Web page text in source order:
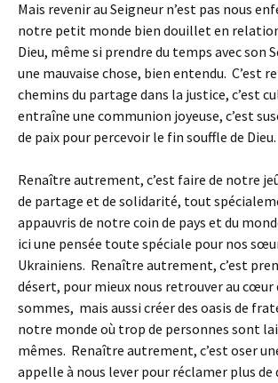
Mais revenir au Seigneur n’est pas nous
notre petit monde bien douillet en
Dieu, même si prendre du temps avec son
une mauvaise chose, bien entendu. C’est
chemins du partage dans la justice, c’est
entraîne une communion joyeuse, c’est
de paix pour percevoir le fin souffle de Dieu.
Renaître autrement, c’est faire de notre
de partage et de solidarité, tout
appauvris de notre coin de pays et du
ici une pensée toute spéciale pour nos
Ukrainiens. Renaître autrement, c’est
désert, pour mieux nous retrouver au cœur
sommes, mais aussi créer des oasis de
notre monde où trop de personnes sont
mêmes. Renaître autrement, c’est oser
appelle à nous lever pour réclamer plus